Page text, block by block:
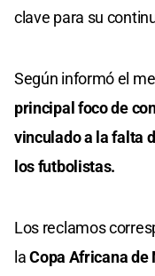
clave para su
Según informó el
principal foco de
vinculado a la falta
los futbolistas.
Los reclamos
laCopa Africana de